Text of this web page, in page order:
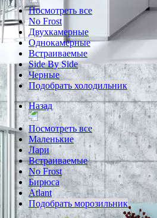
Посмотреть все
No Frost
Двухкамерные
Однокамерные
Встраиваемые
Side By Side
Черные
Подобрать холодильник
Назад
Посмотреть все
Маленькие
Лари
Встраиваемые
No Frost
Бирюса
Atlant
Подобрать морозильник